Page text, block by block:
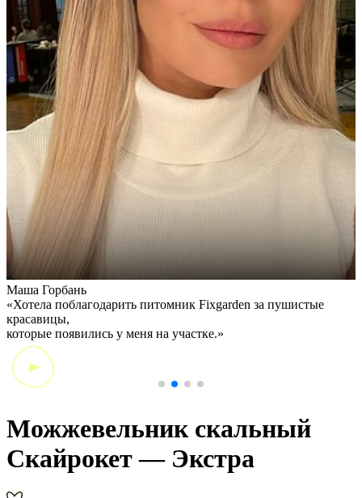
Маша Горбань
«Хотела поблагодарить питомник Fixgarden за пушистые
красавицы,
которые появились у меня на участке.»
Можжевельник скальный
Скайрокет — Экстра